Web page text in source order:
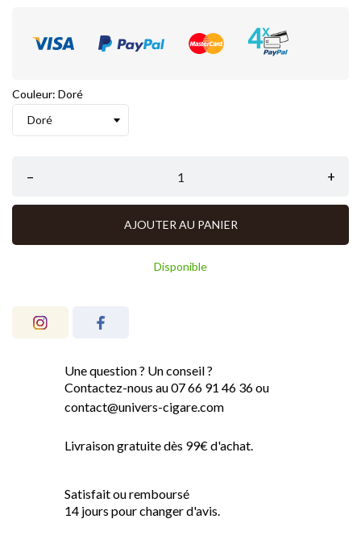
Couleur: Doré
– +
AJOUTER AU PANIER
Disponible
Une question ? Un conseil ?
Contactez-nous au 07 66 91 46 36 ou
contact@univers-cigare.com
Livraison gratuite dès 99€ d'achat.
Satisfait ou remboursé
14 jours pour changer d'avis.